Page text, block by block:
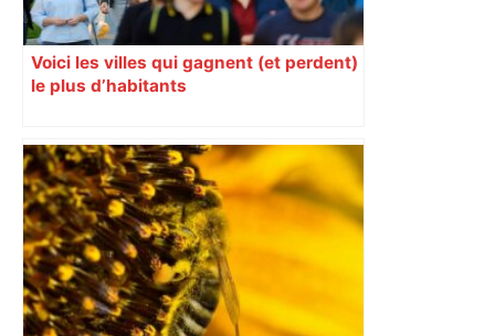
Voici les villes qui gagnent (et perdent)
le plus d’habitants